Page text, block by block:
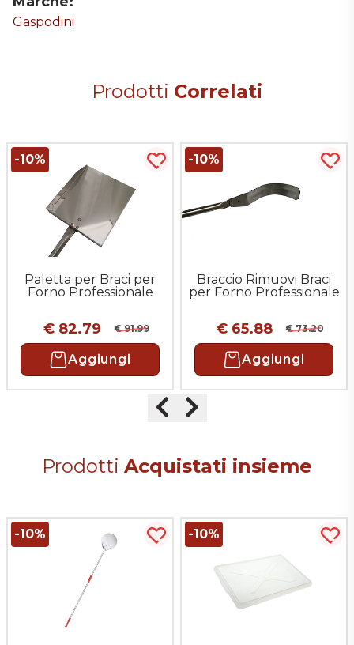
Gaspodini
Prodotti Correlati
più tardi
Paletta per Braci per
Forno Professionale
-10%
€ 82.79 € 91.99
Aggiungi
Acquista più tardi
Braccio Rimuovi Braci
per Forno Professionale
-10%
€ 65.88 € 73.20
Aggiungi
Prodotti Acquistati insieme
più tardi
-10%
Acquista più tardi
-10%